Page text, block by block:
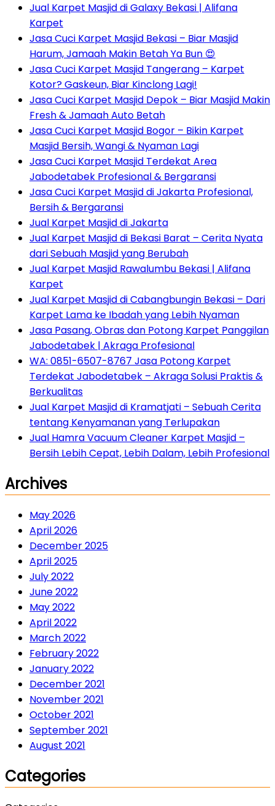
Jual Karpet Masjid di Galaxy Bekasi | Alifana
Karpet
Jasa Cuci Karpet Masjid Bekasi – Biar Masjid
Harum, Jamaah Makin Betah Ya Bun 😍
Jasa Cuci Karpet Masjid Tangerang – Karpet
Kotor? Gaskeun, Biar Kinclong Lagi!
Jasa Cuci Karpet Masjid Depok – Biar Masjid Makin
Fresh & Jamaah Auto Betah
Jasa Cuci Karpet Masjid Bogor – Bikin Karpet
Masjid Bersih, Wangi & Nyaman Lagi
Jasa Cuci Karpet Masjid Terdekat Area
Jabodetabek Profesional & Bergaransi
Jasa Cuci Karpet Masjid di Jakarta Profesional,
Bersih & Bergaransi
Jual Karpet Masjid di Jakarta
Jual Karpet Masjid di Bekasi Barat – Cerita Nyata
dari Sebuah Masjid yang Berubah
Jual Karpet Masjid Rawalumbu Bekasi | Alifana
Karpet
Jual Karpet Masjid di Cabangbungin Bekasi – Dari
Karpet Lama ke Ibadah yang Lebih Nyaman
Jasa Pasang, Obras dan Potong Karpet Panggilan
Jabodetabek | Akraga Profesional
WA: 0851-6507-8767 Jasa Potong Karpet
Terdekat Jabodetabek – Akraga Solusi Praktis &
Berkualitas
Jual Karpet Masjid di Kramatjati – Sebuah Cerita
tentang Kenyamanan yang Terlupakan
Jual Hamra Vacuum Cleaner Karpet Masjid –
Bersih Lebih Cepat, Lebih Dalam, Lebih Profesional
Archives
May 2026
April 2026
December 2025
April 2025
July 2022
June 2022
May 2022
April 2022
March 2022
February 2022
January 2022
December 2021
November 2021
October 2021
September 2021
August 2021
Categories